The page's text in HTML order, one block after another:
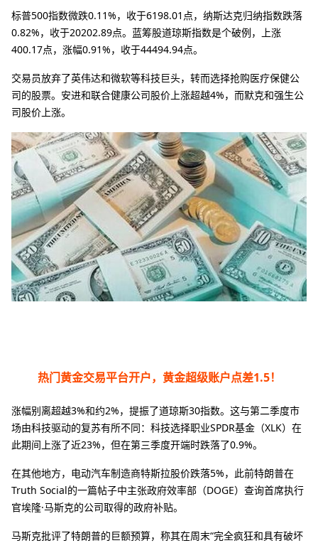
标普500指数微跌0.11%，收于6198.01点，纳斯达克归纳指数跌落
0.82%，收于20202.89点。蓝筹股道琼斯指数是个破例，上涨
400.17点，涨幅0.91%，收于44494.94点。
交易员放弃了英伟达和微软等科技巨头，转而选择抢购医疗保健公
司的股票。安进和联合健康公司股价上涨超越4%，而默克和强生公
司股价上涨。
热门黄金交易平台开户，黄金超级账户点差1.5！
涨幅别离超越3%和约2%，提振了道琼斯30指数。这与第二季度市
场由科技驱动的复苏有所不同：科技选择职业SPDR基金（XLK）在
此期间上涨了近23%，但在第三季度开端时跌落了0.9%。
在其他地方，电动汽车制造商特斯拉股价跌落5%，此前特朗普在
Truth Social的一篇帖子中主张政府效率部（DOGE）查询首席执行
官埃隆·马斯克的公司取得的政府补贴。
马斯克批评了特朗普的巨额预算，称其在周末“完全疯狂和具有破坏